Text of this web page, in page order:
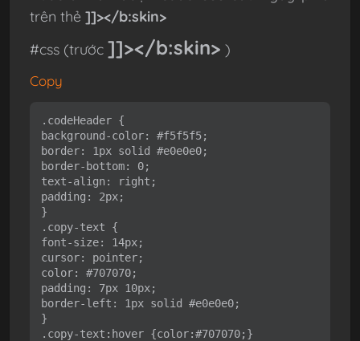
trên thẻ ]]></b:skin>
#css (trước ]]></b:skin> )
Copy
.codeHeader {
background-color: #f5f5f5;
border: 1px solid #e0e0e0;
border-bottom: 0;
text-align: right;
padding: 2px;
}
.copy-text {
font-size: 14px;
cursor: pointer;
color: #707070;
padding: 7px 10px;
border-left: 1px solid #e0e0e0;
}
.copy-text:hover {color:#707070;}